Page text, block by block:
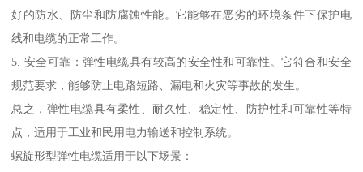
好的防水、防尘和防腐蚀性能。它能够在恶劣的环境条件下保护电
线和电缆的正常工作。
5. 安全可靠：弹性电缆具有较高的安全性和可靠性。它符合和安全
规范要求，能够防止电路短路、漏电和火灾等事故的发生。
总之，弹性电缆具有柔性、耐久性、稳定性、防护性和可靠性等特
点，适用于工业和民用电力输送和控制系统。
螺旋形型弹性电缆适用于以下场景：